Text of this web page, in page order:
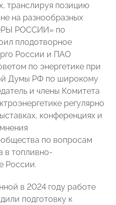
транслируя позицию
на разнообразных
РОССИИ» по
плодотворное
России и ПАО
по энергетике при
Думы РФ по широкому
и члены Комитета
регулярно
конференциях и
по вопросам
в топливно-
России.
в 2024 году работе
подготовку к